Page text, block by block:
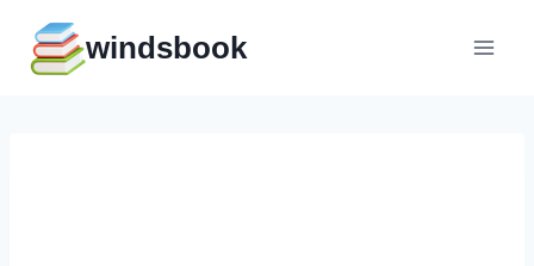
содержимому
windsbook